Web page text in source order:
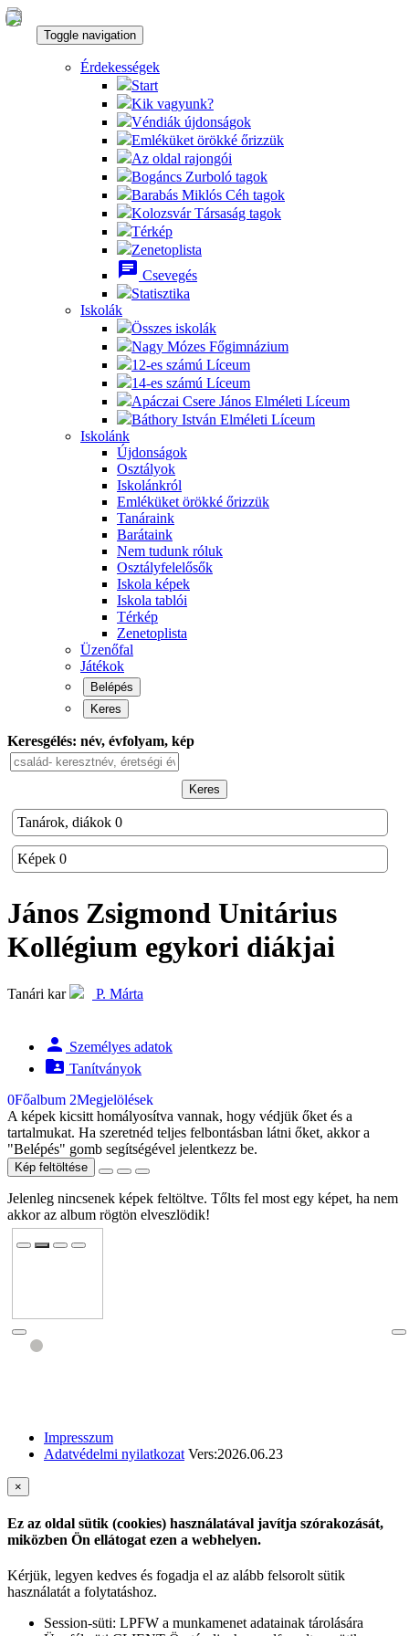
Toggle navigation
Érdekességek
Start
Kik vagyunk?
Véndiák újdonságok
Emléküket örökké őrizzük
Az oldal rajongói
Bogáncs Zurboló tagok
Barabás Miklós Céh tagok
Kolozsvár Társaság tagok
Térkép
Zenetoplista
chat Csevegés
Statisztika
Iskolák
Összes iskolák
Nagy Mózes Főgimnázium
12-es számú Líceum
14-es számú Líceum
Apáczai Csere János Elméleti Líceum
Báthory István Elméleti Líceum
Iskolánk
Újdonságok
Osztályok
Iskolánkról
Emléküket örökké őrizzük
Tanáraink
Barátaink
Nem tudunk róluk
Osztályfelelősők
Iskola képek
Iskola tablói
Térkép
Zenetoplista
Üzenőfal
Játékok
Belépés
Keres
Keresgélés: név, évfolyam, kép
Keres
Tanárok, diákok 0
Képek 0
János Zsigmond Unitárius
Kollégium egykori diákjai
Tanári kar P. Márta
person Személyes adatok
folder_shared Tanítványok
0Főalbum 2Megjelölések
A képek kicsitt homályosítva vannak, hogy védjük őket és a
tartalmukat. Ha szeretnéd teljes felbontásban látni őket, akkor a
"Belépés" gomb segítségével jelentkezz be.
Kép feltöltése
Jelenleg nincsenek képek feltöltve. Tőlts fel most egy képet, ha nem
akkor az album rögtön elveszlödik!
Impresszum
Adatvédelmi nyilatkozat Vers:2026.06.23
×
Ez az oldal sütik (cookies) használatával javítja szórakozását,
miközben Ön ellátogat ezen a webhelyen.
Kérjük, legyen kedves és fogadja el az alább felsorolt sütik
használatát a folytatáshoz.
Session-süti: LPFW a munkamenet adatainak tárolására